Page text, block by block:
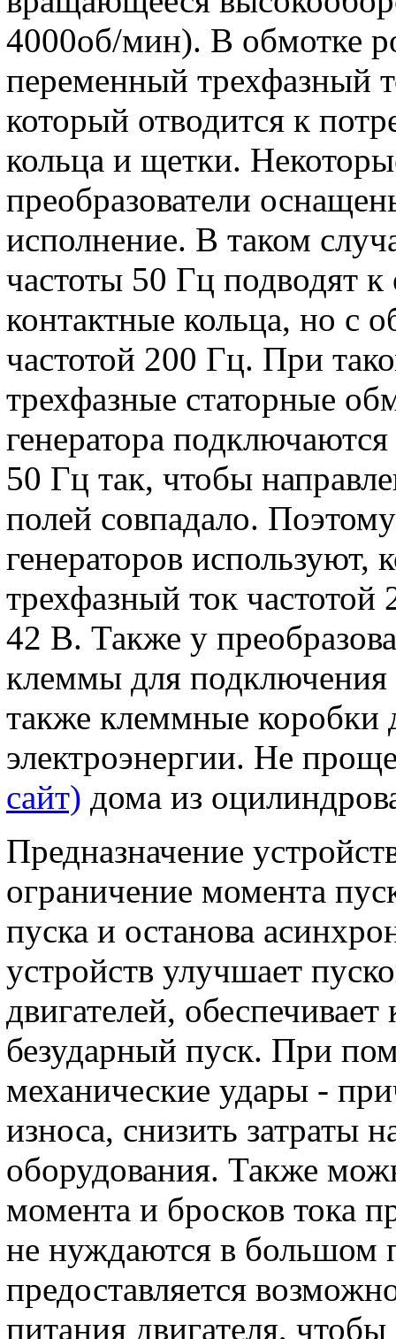
4000об/мин). В обмотке
переменный трехфазный
который отводится к
кольца и щетки.
преобразователи
исполнение. В таком
частоты 50 Гц подводят
контактные кольца, но с
частотой 200 Гц. При
трехфазные статорные
генератора
50 Гц так, чтобы
полей совпадало.
генераторов используют,
трехфазный ток
42 В. Также у
клеммы для подключения
также клеммные коробки
электроэнергии. Не
сайт) дома из
Предназначение
ограничение момента
пуска и останова
устройств улучшает
двигателей,
безударный пуск. При
механические удары -
износа, снизить затраты
оборудования. Также
момента и бросков тока
не нуждаются в большом
предоставляется
питания двигателя,